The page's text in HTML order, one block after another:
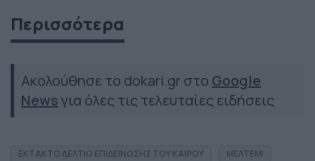
Περισσότερα
Ακολούθησε το dokari.gr στο Google
Newsγια όλες τις τελευταίες ειδήσεις
ΕΚΤΑΚΤΟ ΔΕΛΤΙΟ ΕΠΙΔΕΙΝΩΣΗΣ ΤΟΥ ΚΑΙΡΟΥ ΜΕΛΤΕΜΙ